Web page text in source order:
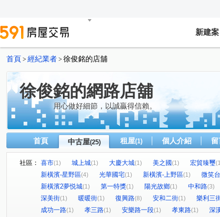
新建案
首頁 > 經紀業者 > 徐俊銘的店舖
徐俊銘的網路店舖
用心做好細節，以誠贏得信賴。
首頁 中古屋(25) 租屋(1) 個人介紹
社區： 喜市(1) 城上城(1) 大慶大城(1) 美之國(1) 宏貿臻璽
新橫濱-星野區(4) 光華國宅(1) 新橫濱-上野區(1)
微笑
新橫濱2夢悦城(1) 第一特獎(1) 陽光故鄉(1) 中和路(3)
深美街(1) 暖暖街(1) 復興路(8) 安和二街(1)
樂利三
成功一路(1) 孝三路(1) 安樂路一段(1) 孝東路(1)
深